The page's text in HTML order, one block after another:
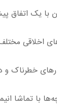
با یک اتفاق
اخلاقی
خطرناک